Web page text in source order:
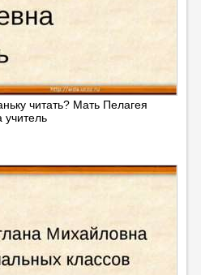
читать? Мать Пелагея
учитель